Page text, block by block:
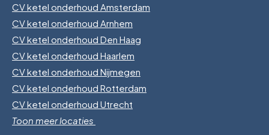
CV ketel onderhoud Amsterdam
CV ketel onderhoud Arnhem
CV ketel onderhoud Den Haag
CV ketel onderhoud Haarlem
CV ketel onderhoud Nijmegen
CV ketel onderhoud Rotterdam
CV ketel onderhoud Utrecht
Toon meer locaties